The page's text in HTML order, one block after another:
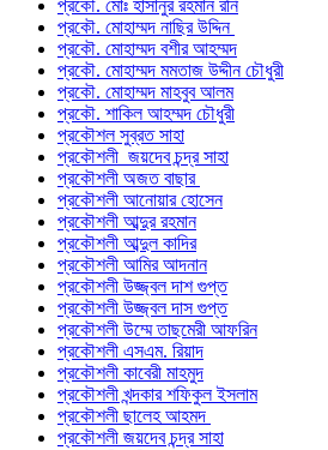
প্রকৌ. মোঃ হাসানুর রহমান রনি
প্রকৌ. মোহাম্মদ নাছির উদ্দিন
প্রকৌ. মোহাম্মদ বশীর আহম্মদ
প্রকৌ. মোহাম্মদ মমতাজ উদ্দীন চৌধুরী
প্রকৌ. মোহাম্মদ মাহবুব আলম
প্রকৌ. শাকিল আহম্মদ চৌধুরী
প্রকৌশল সুব্রত সাহা
প্রকৌশলী জয়দেব চন্দ্র সাহা
প্রকৌশলী অজত বাছার
প্রকৌশলী আনোয়ার হোসেন
প্রকৌশলী আব্দুর রহমান
প্রকৌশলী আব্দুল কাদির
প্রকৌশলী আমির আদনান
প্রকৌশলী উজ্জ্বল দাশ গুপ্ত
প্রকৌশলী উজ্জ্বল দাস গুপ্ত
প্রকৌশলী উম্মে তাছমেরী আফরিন
প্রকৌশলী এসএম. রিয়াদ
প্রকৌশলী কাবেরী মাহমুদ
প্রকৌশলী খন্দকার শফিকুল ইসলাম
প্রকৌশলী ছালেহ আহমদ
প্রকৌশলী জয়দেব চন্দ্র সাহা